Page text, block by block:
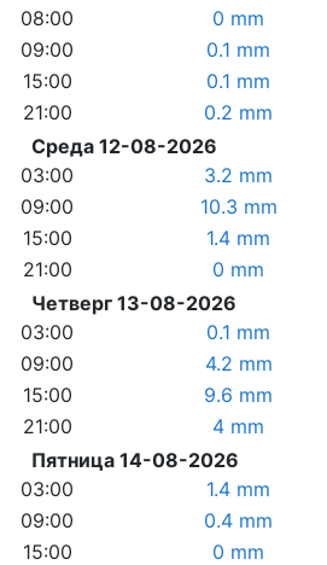
08:00
0 mm
09:00
0.1 mm
15:00
0.1 mm
21:00
0.2 mm
Среда 12-08-2026
03:00
3.2 mm
09:00
10.3 mm
15:00
1.4 mm
21:00
0 mm
Четверг 13-08-2026
03:00
0.1 mm
09:00
4.2 mm
15:00
9.6 mm
21:00
4 mm
Пятница 14-08-2026
03:00
1.4 mm
09:00
0.4 mm
15:00
0 mm